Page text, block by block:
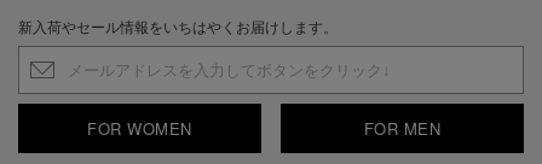
新入荷やセール情報をいちはやくお届けします。
FOR WOMEN FOR MEN